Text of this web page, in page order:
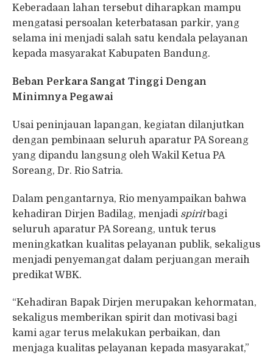
Keberadaan lahan tersebut diharapkan mampu
mengatasi persoalan keterbatasan parkir, yang
selama ini menjadi salah satu kendala pelayanan
kepada masyarakat Kabupaten Bandung.
Beban Perkara Sangat Tinggi Dengan
Minimnya Pegawai
Usai peninjauan lapangan, kegiatan dilanjutkan
dengan pembinaan seluruh aparatur PA Soreang
yang dipandu langsung oleh Wakil Ketua PA
Soreang, Dr. Rio Satria.
Dalam pengantarnya, Rio menyampaikan bahwa
kehadiran Dirjen Badilag, menjadi spiritbagi
seluruh aparatur PA Soreang, untuk terus
meningkatkan kualitas pelayanan publik, sekaligus
menjadi penyemangat dalam perjuangan meraih
predikat WBK.
“Kehadiran Bapak Dirjen merupakan kehormatan,
sekaligus memberikan spirit dan motivasi bagi
kami agar terus melakukan perbaikan, dan
menjaga kualitas pelayanan kepada masyarakat,”